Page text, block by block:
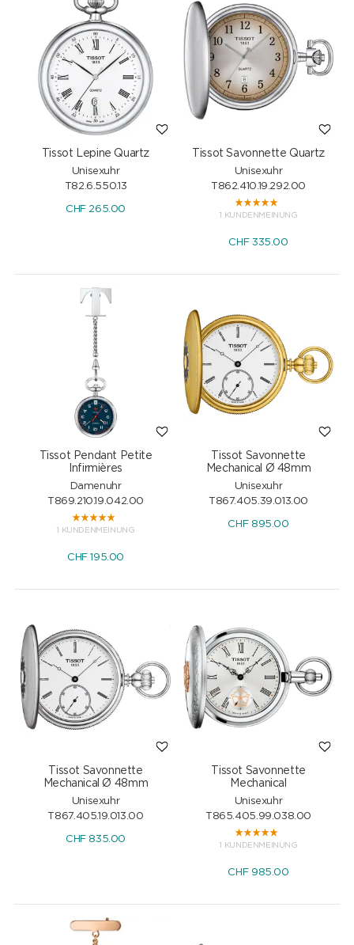
Tissot Lepine Quartz
Unisexuhr
T82.6.550.13
CHF265.00
Tissot Savonnette Quartz
Unisexuhr
T862.410.19.292.00
1 KUNDENMEINUNG
CHF335.00
Tissot Pendant Petite
Infirmières
Damenuhr
T869.210.19.042.00
1 KUNDENMEINUNG
CHF195.00
Tissot Savonnette
Mechanical Ø 48mm
Unisexuhr
T867.405.39.013.00
CHF895.00
Tissot Savonnette
Mechanical Ø 48mm
Unisexuhr
T867.405.19.013.00
CHF835.00
Tissot Savonnette
Mechanical
Unisexuhr
T865.405.99.038.00
1 KUNDENMEINUNG
CHF985.00